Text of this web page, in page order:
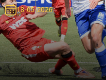
18-05-2026